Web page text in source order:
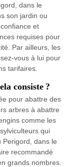
dans le
son jardin ou
et
requises pour
Par ailleurs, les
vous à lui pour
tarifaires.
consiste ?
pour abattre des
arbres à abattre
comme les
qui
Perigord, dans le
recommandé
grands nombres.